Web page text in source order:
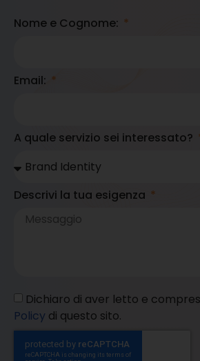
Nome e Cognome:
Email:
A quale servizio sei interessato?
Descrivi la tua esigenza
Dichiaro di aver letto e
Policy di questo sito.